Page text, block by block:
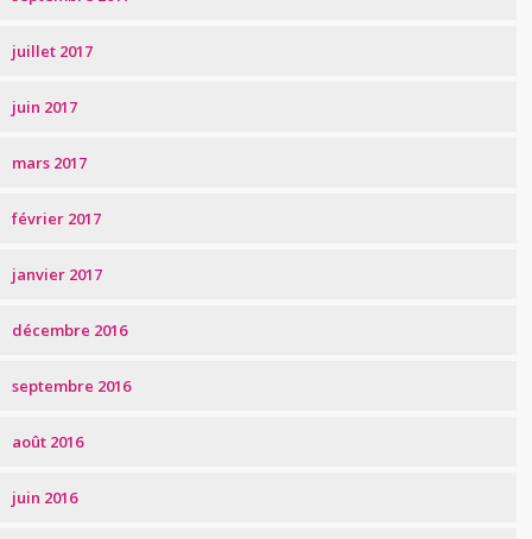
juillet 2017
juin 2017
mars 2017
février 2017
janvier 2017
décembre 2016
septembre 2016
août 2016
juin 2016